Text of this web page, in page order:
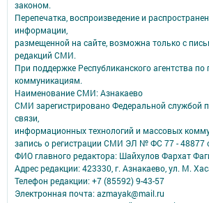
законом.
Перепечатка, воспроизведение и
информации,
размещенной на сайте, возможна только с
редакций СМИ.
При поддержке Республиканского агентства
коммуникациям.
Наименование СМИ: Азнакаево
СМИ зарегистрировано Федеральной службой
связи,
информационных технологий и массовых
запись о регистрации СМИ ЭЛ № ФС 77 - 48877
ФИО главного редактора: Шайхулов Фархат
Адрес редакции: 423330, г. Азнакаево, ул. М.
Телефон редакции: +7 (85592) 9-43-57
Электронная почта: azmayak@mail.ru